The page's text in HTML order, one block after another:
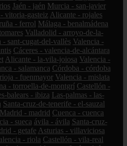
Jaén - jaén Murcia - san-javier
vitoria-gasteiz Alicante - rojales
- ferrol Málaga - benalmádena
Valladolid - arroyo-de-la-
- sant-cugat-del-vallès Valencia -
Cáceres - valencia-de-alcántara
Alicante - la-vila-joiosa Valencia -
- salamanca Córdoba - córdoba
- fuenmayor Valencia - mislata
- torroella-de-montgrí Castellón -
balears - ibiza Las-palmas - las-
Santa-cruz-de-tenerife - el-sauzal
Madrid - madrid Cuenca - cuenca
- sueca ávila - ávila Santa-cruz-
- getafe Asturias - villaviciosa
- riola Castellón - vila-real